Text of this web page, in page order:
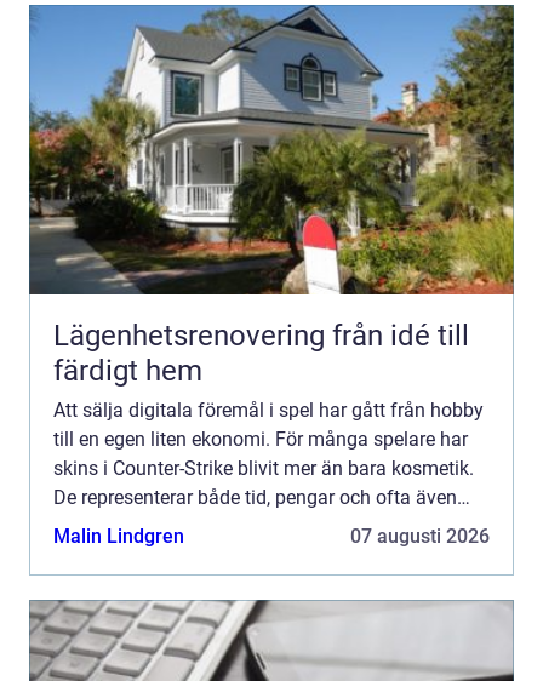
Lägenhetsrenovering från idé till
färdigt hem
Att sälja digitala föremål i spel har gått från hobby
till en egen liten ekonomi. För många spelare har
skins i Counter-Strike blivit mer än bara kosmetik.
De representerar både tid, pengar och ofta även
minnen. När någon vill sälja cs skins dyker dä...
Malin Lindgren 07 augusti 2026